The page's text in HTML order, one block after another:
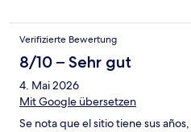
Verifizierte Bewertung
8/10 – Sehr gut
4. Mai 2026
Mit Google übersetzen
Se nota que el sitio tiene sus